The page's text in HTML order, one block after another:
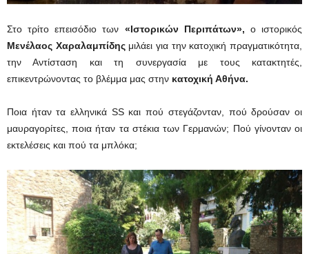
Στο τρίτο επεισόδιο των «Ιστορικών Περιπάτων», ο ιστορικός
Μενέλαος Χαραλαμπίδηςμιλάει για την κατοχική πραγματικότητα,
την Αντίσταση και τη συνεργασία με τους κατακτητές,
επικεντρώνοντας το βλέμμα μας στην κατοχική Αθήνα.
Ποια ήταν τα ελληνικά SS και πού στεγάζονταν, πού δρούσαν οι
μαυραγορίτες, ποια ήταν τα στέκια των Γερμανών; Πού γίνονταν οι
εκτελέσεις και πού τα μπλόκα;